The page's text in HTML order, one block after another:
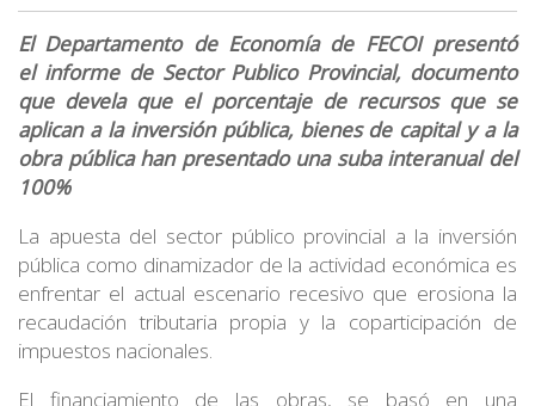
El Departamento de Economía de FECOI presentó
el informe de Sector Publico Provincial, documento
que devela que el porcentaje de recursos que se
aplican a la inversión pública, bienes de capital y a la
obra pública han presentado una suba interanual del
100%
La apuesta del sector público provincial a la inversión
pública como dinamizador de la actividad económica es
enfrentar el actual escenario recesivo que erosiona la
recaudación tributaria propia y la coparticipación de
impuestos nacionales.
El financiamiento de las obras, se basó en una